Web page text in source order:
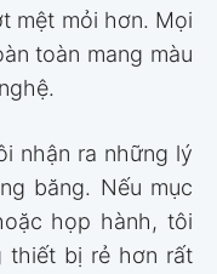
mệt mỏi hơn. Mọi
toàn mang màu
nhận ra những lý
băng. Nếu mục
họp hành, tôi
thiết bị rẻ hơn rất